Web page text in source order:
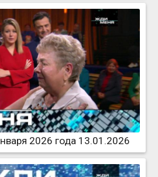
2026 года 13.01.2026